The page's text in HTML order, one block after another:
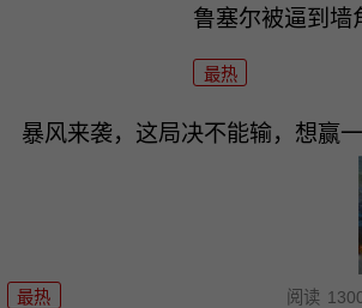
鲁塞尔被逼到墙
最热
暴风来袭，这局决不能输，想赢
最热 阅读